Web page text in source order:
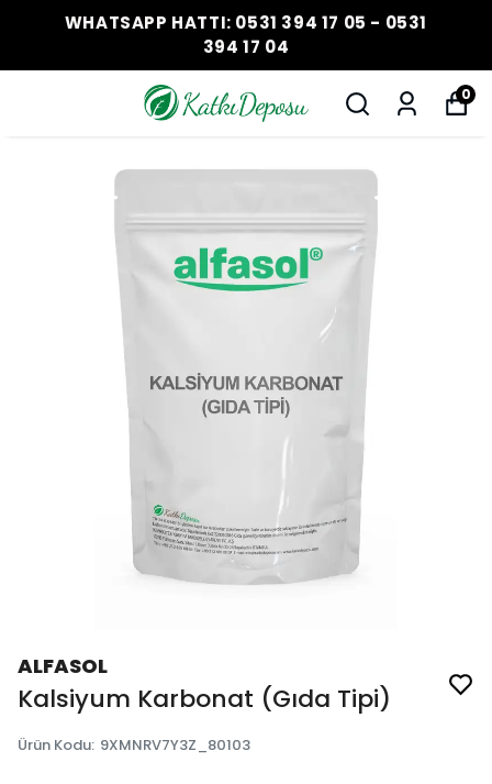
WHATSAPP HATTI: 0531 394 17 05 - 0531
394 17 04
0
ALFASOL
Kalsiyum Karbonat (Gıda Tipi)
Ürün Kodu: 9XMNRV7Y3Z_80103